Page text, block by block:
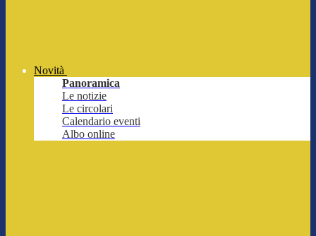
Novità
Panoramica
Le notizie
Le circolari
Calendario eventi
Albo online